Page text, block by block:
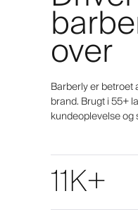
over
Barberly er betroet
brand. Brugt i 55+
kundeoplevelse og
11K+